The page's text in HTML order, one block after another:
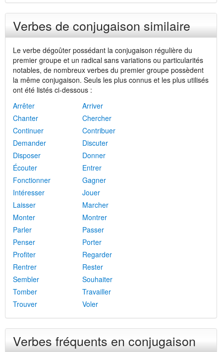
Verbes de conjugaison similaire
Le verbe dégoûter possédant la conjugaison régulière du
premier groupe et un radical sans variations ou particularités
notables, de nombreux verbes du premier groupe possèdent
la même conjugaison. Seuls les plus connus et les plus utilisés
ont été listés ci-dessous :
Arrêter
Arriver
Chanter
Chercher
Continuer
Contribuer
Demander
Discuter
Disposer
Donner
Écouter
Entrer
Fonctionner
Gagner
Intéresser
Jouer
Laisser
Marcher
Monter
Montrer
Parler
Passer
Penser
Porter
Profiter
Regarder
Rentrer
Rester
Sembler
Souhaiter
Tomber
Travailler
Trouver
Voler
Verbes fréquents en conjugaison